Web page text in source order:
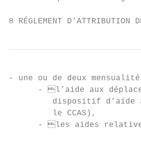
8 RÉGLEMENT
- une ou de deux mensualités d’assurance d’un véhicule,                                                       • de l’historique de(s) l’aide(s) accordée(s) dans l’antenne CCAS sur lequel devra figurer : la date, la
      - l’aide aux déplacements (bons de transport, l’aide à la location de véhicule dans le cadre du                 nature et le montant accordé,
         dispositif d’aide aux victimes de véhicules incendiés mis en œuvre par la Ville de Rennes et               • des plafonds de ressources relatifs aux aides facultatives (hors dispositif de micro-épargne accom-
         le CCAS),                                                                                                     pagnée) cf. Annexe 1,
      - les aides relatives aux frais de régularisation administrative concernent les frais d’achat de
                                                                                                                    • des plafonds d’attribution des aides facultatives (hors frais liés à un titre d’identité ou à une pro-
         timbres fiscaux nécessaires à l’obtention de titres, de cartes de séjour et de documents de